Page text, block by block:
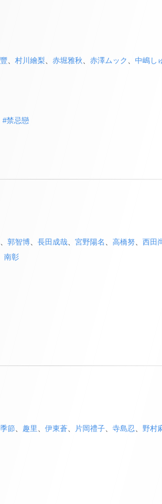
村川繪梨 赤堀雅秋 赤澤ムック 中嶋し
#禁忌戀
、 郭智博、 長田成哉、 宮野陽名 高橋努
西田
南彰
節 趣里 伊東蒼、 片岡禮子、 寺島忍
野村